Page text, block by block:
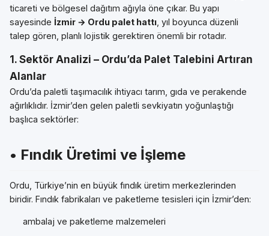
ticareti ve bölgesel dağıtım ağıyla öne çıkar. Bu yapı
sayesinde İzmir → Ordu palet hattı , yıl boyunca düzenli
talep gören, planlı lojistik gerektiren önemli bir rotadır.
1. Sektör Analizi – Ordu’da Palet Talebini Artıran
Alanlar
Ordu’da paletli taşımacılık ihtiyacı tarım, gıda ve perakende
ağırlıklıdır. İzmir’den gelen paletli sevkiyatın yoğunlaştığı
başlıca sektörler:
• Fındık Üretimi ve İşleme
Ordu, Türkiye’nin en büyük fındık üretim merkezlerinden
biridir. Fındık fabrikaları ve paketleme tesisleri için İzmir’den:
ambalaj ve paketleme malzemeleri